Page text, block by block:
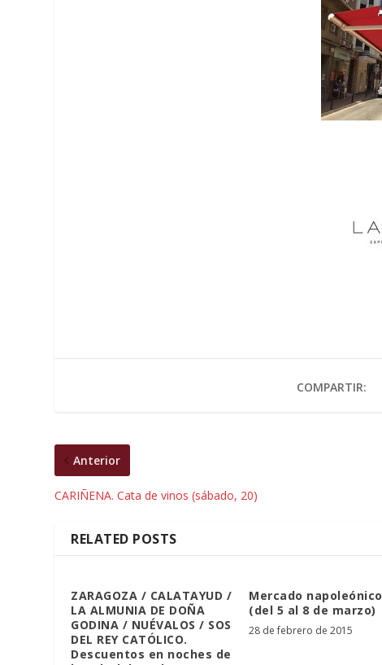
COMPARTIR:
Anterior
CARIÑENA. Cata de vinos (sábado, 20)
RELATED POSTS
ZARAGOZA / CALATAYUD /
LA ALMUNIA DE DOÑA
GODINA / NUÉVALOS / SOS
DEL REY CATÓLICO.
Descuentos en noches de
Mercado napoleónico
(del 5 al 8 de marzo)
28 de febrero de 2015